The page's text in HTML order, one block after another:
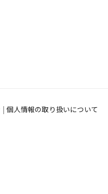
|個人情報の取り扱いについて